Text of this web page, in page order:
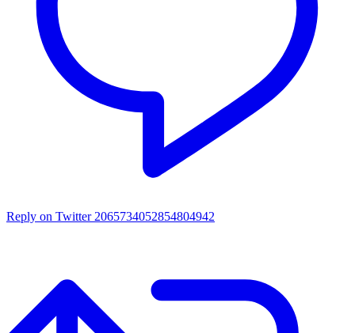
Reply on Twitter 2065734052854804942